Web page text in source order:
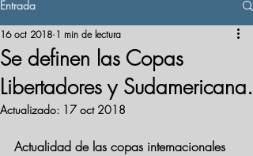
Entrada
Se definen las Copas
Libertadores y Sudamericana.
16 oct 2018 1 min de lectura
Actualizado: 17 oct 2018
Actualidad de las copas internacionales